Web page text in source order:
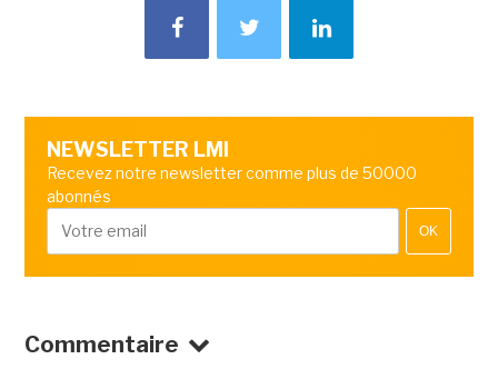
NEWSLETTER LMI
Recevez notre newsletter comme plus de 50000
abonnés
OK
Commentaire